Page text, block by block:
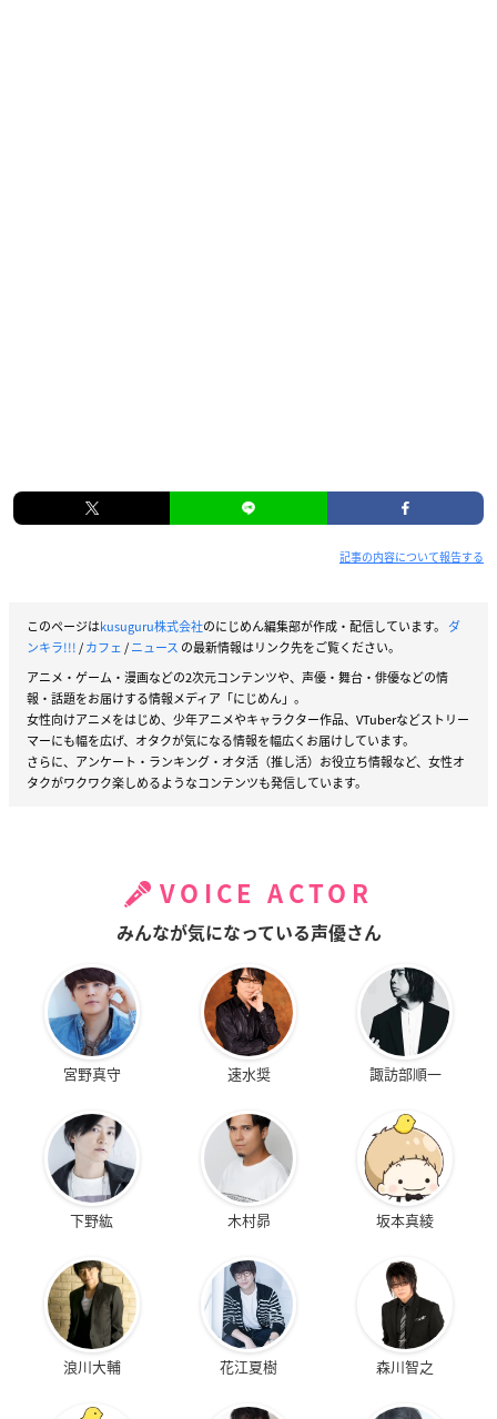
記事の内容について報告する
このページはkusuguru株式会社のにじめん編集部が作成・配信しています。 ダ
ンキラ!!!/カフェ/ニュース の最新情報はリンク先をご覧ください。
アニメ・ゲーム・漫画などの2次元コンテンツや、声優・舞台・俳優などの情
報・話題をお届けする情報メディア「にじめん」。
女性向けアニメをはじめ、少年アニメやキャラクター作品、VTuberなどストリー
マーにも幅を広げ、オタクが気になる情報を幅広くお届けしています。
さらに、アンケート・ランキング・オタ活（推し活）お役立ち情報など、女性オ
タクがワクワク楽しめるようなコンテンツも発信しています。
VOICE ACTOR
みんなが気になっている声優さん
宮野真守 速水奨 諏訪部順一
下野紘 木村昴 坂本真綾
浪川大輔 花江夏樹 森川智之